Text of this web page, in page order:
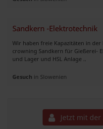
Sandkern -Elektrotechnik
Wir haben freie Kapazitäten in
crowning Sandkern für Gießerei-
und Lager und HSL Anlage ..
Gesuch in Slowenien
Jetzt mit